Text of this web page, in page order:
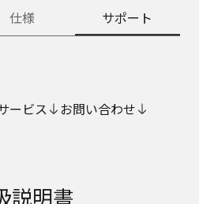
仕様 サポート
ービス お問い合わせ
説明書